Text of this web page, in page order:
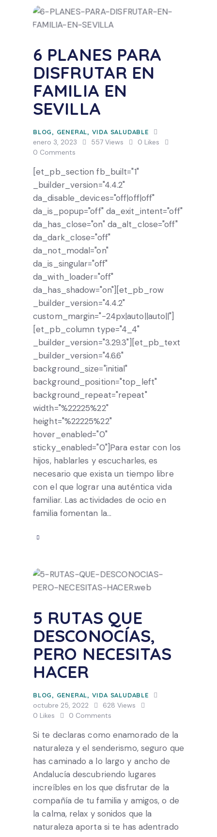
6 PLANES PARA
DISFRUTAR EN
FAMILIA EN
SEVILLA
BLOG, GENERAL, VIDA SALUDABLE
enero 3, 2023 557 Views 0 Likes
0 Comments
[et_pb_section fb_built="1"
_builder_version="4.4.2"
da_disable_devices="off|off|off"
da_is_popup="off" da_exit_intent="off"
da_has_close="on" da_alt_close="off"
da_dark_close="off"
da_not_modal="on"
da_is_singular="off"
da_with_loader="off"
da_has_shadow="on"][et_pb_row
_builder_version="4.4.2"
custom_margin="-24px|auto||auto||"]
[et_pb_column type="4_4"
_builder_version="3.29.3"][et_pb_text
_builder_version="4.6.6"
background_size="initial"
background_position="top_left"
background_repeat="repeat"
width="%22225%22"
height="%22225%22"
hover_enabled="0"
sticky_enabled="0"]Para estar con los
hijos, hablarles y escucharles, es
necesario que exista un tiempo libre
con el que lograr una auténtica vida
familiar. Las actividades de ocio en
familia fomentan la…
5 RUTAS QUE
DESCONOCÍAS,
PERO NECESITAS
HACER
BLOG, GENERAL, VIDA SALUDABLE
octubre 25, 2022 628 Views
0 Likes 0 Comments
Si te declaras como enamorado de la
naturaleza y el senderismo, seguro que
has caminado a lo largo y ancho de
Andalucía descubriendo lugares
increíbles en los que disfrutar de la
compañía de tu familia y amigos, o de
la calma, relax y sonidos que la
naturaleza aporta si te has adentrado